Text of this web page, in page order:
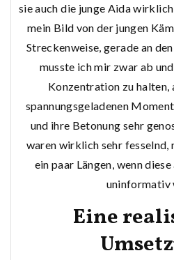
sie auch die junge Aida
mein Bild von der jungen
Streckenweise, gerade an
musste ich mir zwar ab
Konzentration zu halten,
spannungsgeladenen
und ihre Betonung sehr
waren wirklich sehr
ein paar Längen, wenn
uninformativ
Eine